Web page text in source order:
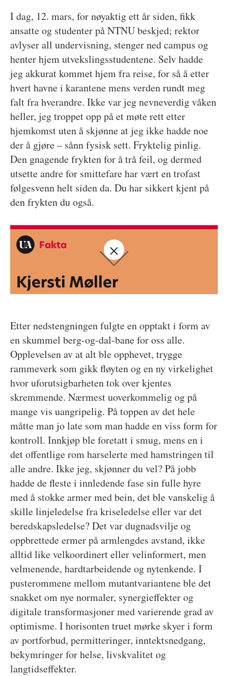
I dag, 12. mars, for nøyaktig ett år siden, fikk
ansatte og studenter på NTNU beskjed; rektor
avlyser all undervisning, stenger ned campus og
henter hjem utvekslingsstudentene. Selv hadde
jeg akkurat kommet hjem fra reise, for så å etter
hvert havne i karantene mens verden rundt meg
falt fra hverandre. Ikke var jeg nevneverdig våken
heller, jeg troppet opp på et møte rett etter
hjemkomst uten å skjønne at jeg ikke hadde noe
der å gjøre – sånn fysisk sett. Fryktelig pinlig.
Den gnagende frykten for å trå feil, og dermed
utsette andre for smittefare har vært en trofast
følgesvenn helt siden da. Du har sikkert kjent på
den frykten du også.
Fakta
Kjersti Møller
Etter nedstengningen fulgte en opptakt i form av
en skummel berg-og-dal-bane for oss alle.
Opplevelsen av at alt ble opphevet, trygge
rammeverk som gikk fløyten og en ny virkelighet
hvor uforutsigbarheten tok over kjentes
skremmende. Nærmest uoverkommelig og på
mange vis uangripelig. På toppen av det hele
måtte man jo late som man hadde en viss form for
kontroll. Innkjøp ble foretatt i smug, mens en i
det offentlige rom harselerte med hamstringen til
alle andre. Ikke jeg, skjønner du vel? På jobb
hadde de fleste i innledende fase sin fulle hyre
med å stokke armer med bein, det ble vanskelig å
skille linjeledelse fra kriseledelse eller var det
beredskapsledelse? Det var dugnadsvilje og
oppbrettede ermer på armlengdes avstand, ikke
alltid like velkoordinert eller velinformert, men
velmenende, hardtarbeidende og nytenkende. I
pusterommene mellom mutantvariantene ble det
snakket om nye normaler, synergieffekter og
digitale transformasjoner med varierende grad av
optimisme. I horisonten truet mørke skyer i form
av portforbud, permitteringer, inntektsnedgang,
bekymringer for helse, livskvalitet og
langtidseffekter.